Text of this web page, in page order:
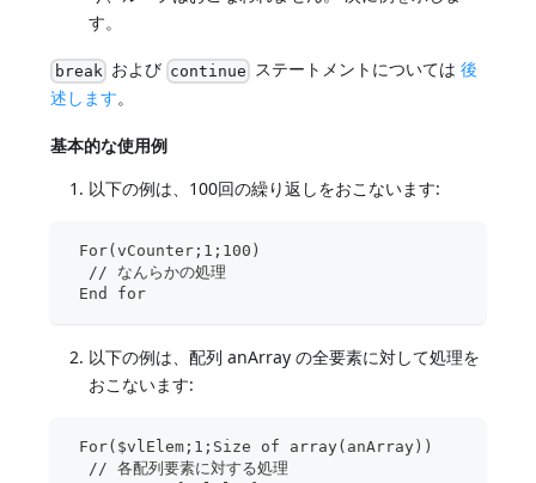
す。
break および continue ステートメントについては後
述します。
基本的な使用例
以下の例は、100回の繰り返しをおこないます:
For(vCounter;1;100)
  // なんらかの処理
End for
以下の例は、配列 anArray の全要素に対して処理を
おこないます:
For($vlElem;1;Size of array(anArray))
  // 各配列要素に対する処理